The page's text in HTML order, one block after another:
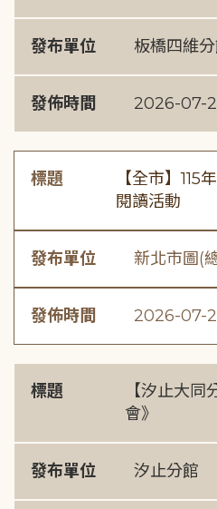
發布單位 板橋四維
發佈時間 2026-07-
標題
【全市】115
閱讀活動
發布單位 新北市圖(
發佈時間 2026-07-
標題
【汐止大同
會》
發布單位 汐止分館